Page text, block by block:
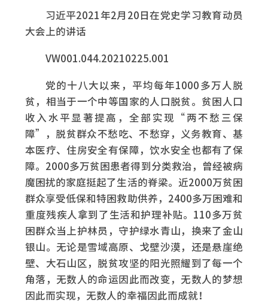
习近平2021年2月20日在党史学习教育动员
大会上的讲话
VW001.044.20210225.001
党的十八大以来，平均每年1000多万人脱
贫，相当于一个中等国家的人口脱贫。贫困人口
收入水平显著提高，全部实现“两不愁三保
障”，脱贫群众不愁吃、不愁穿，义务教育、基
本医疗、住房安全有保障，饮水安全也都有了保
障。2000多万贫困患者得到分类救治，曾经被病
魔困扰的家庭挺起了生活的脊梁。近2000万贫困
群众享受低保和特困救助供养，2400多万困难和
重度残疾人拿到了生活和护理补贴。110多万贫
困群众当上护林员，守护绿水青山，换来了金山
银山。无论是雪域高原、戈壁沙漠，还是悬崖绝
壁、大石山区，脱贫攻坚的阳光照耀到了每一个
角落，无数人的命运因此而改变，无数人的梦想
因此而实现，无数人的幸福因此而成就！